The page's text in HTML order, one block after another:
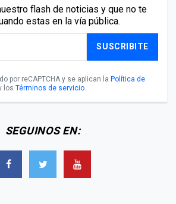
flash de noticias y que no te
estas en la vía pública.
SUSCRIBITE
por reCAPTCHA y se aplican la Política de
los Términos de servicio.
SEGUINOS EN: